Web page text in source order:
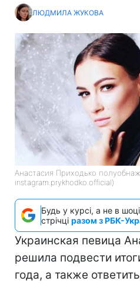
ЛЮДМИЛА ЖУКОВА
Анастасия Приходько
instagram.prykhodko.official)
Будь у курсі, а не в
стрічці разом з РБК-
Украинская певица
решила подвести
года, а также